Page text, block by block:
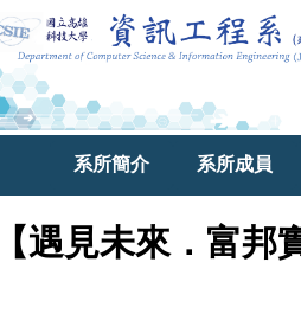
系所簡介 系所成員
【遇見未來．富